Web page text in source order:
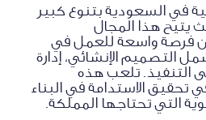
في السعودية بتنوع كبير
يتيح هذا المجال
فرصة واسعة للعمل في
الإنشائي، إدارة
التنفيذ. تلعب هذه
تحقيق الاستدامة في البناء
التي تحتاجها المملكة.